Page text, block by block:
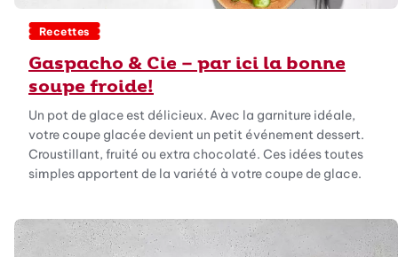
Recettes
Gaspacho & Cie – par ici la bonne
soupe froide!
Un pot de glace est délicieux. Avec la garniture idéale,
votre coupe glacée devient un petit événement dessert.
Croustillant, fruité ou extra chocolaté. Ces idées toutes
simples apportent de la variété à votre coupe de glace.